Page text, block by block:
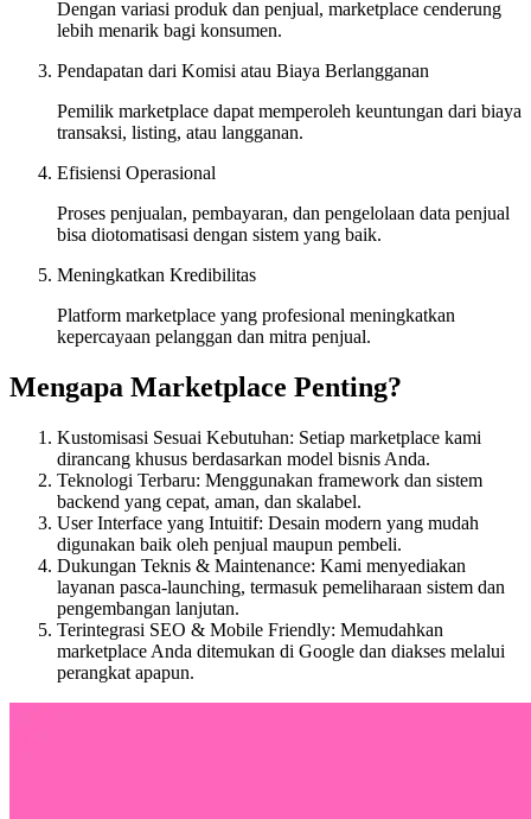
Dengan variasi produk dan penjual, marketplace cenderung
lebih menarik bagi konsumen.
Pendapatan dari Komisi atau Biaya Berlangganan
Pemilik marketplace dapat memperoleh keuntungan dari biaya
transaksi, listing, atau langganan.
Efisiensi Operasional
Proses penjualan, pembayaran, dan pengelolaan data penjual
bisa diotomatisasi dengan sistem yang baik.
Meningkatkan Kredibilitas
Platform marketplace yang profesional meningkatkan
kepercayaan pelanggan dan mitra penjual.
Mengapa Marketplace Penting?
Kustomisasi Sesuai Kebutuhan: Setiap marketplace kami
dirancang khusus berdasarkan model bisnis Anda.
Teknologi Terbaru: Menggunakan framework dan sistem
backend yang cepat, aman, dan skalabel.
User Interface yang Intuitif: Desain modern yang mudah
digunakan baik oleh penjual maupun pembeli.
Dukungan Teknis & Maintenance: Kami menyediakan
layanan pasca-launching, termasuk pemeliharaan sistem dan
pengembangan lanjutan.
Terintegrasi SEO & Mobile Friendly: Memudahkan
marketplace Anda ditemukan di Google dan diakses melalui
perangkat apapun.